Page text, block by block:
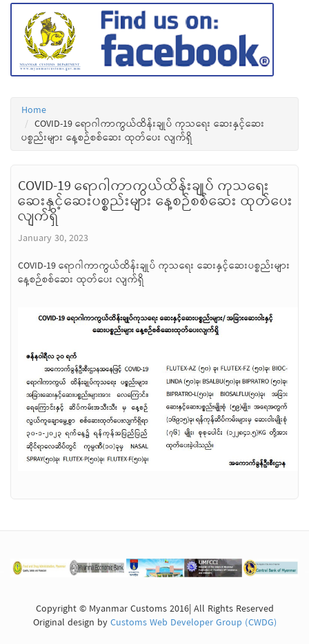
Home
COVID-19 ရောဂါကာကွယ်ထိန်းချုပ် ကုသရေး ဆေးနှင့်ဆေး
ပစ္စည်းများ နေ့စဉ်စစ်ဆေး ထုတ်ပေး လျက်ရှိ
COVID-19 ရောဂါကာကွယ်ထိန်းချုပ် ကုသရေး
ဆေးနှင့်ဆေးပစ္စည်းများ နေ့စဉ်စစ်ဆေး ထုတ်ပေး
လျက်ရှိ
January 30, 2023
COVID-19 ရောဂါကာကွယ်ထိန်းချုပ် ကုသရေး ဆေးနှင့်ဆေးပစ္စည်းများ
နေ့စဉ်စစ်ဆေး ထုတ်ပေး လျက်ရှိ
Copyright © Myanmar Customs 2016| All Rights Reserved
Original design byCustoms Web Developer Group (CWDG)